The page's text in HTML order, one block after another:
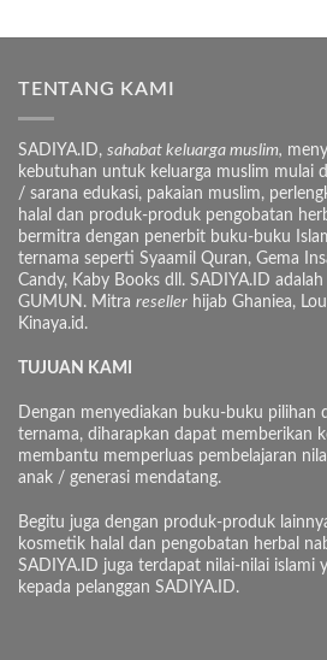
TENTANG KAMI
SADIYA.ID, sahabat keluarga muslim,
kebutuhan untuk keluarga muslim mulai
/ sarana edukasi, pakaian muslim,
halal dan produk-produk pengobatan
bermitra dengan penerbit buku-buku
ternama seperti Syaamil Quran, Gema
Candy, Kaby Books dll. SADIYA.ID
GUMUN. Mitra reseller hijab Ghaniea,
Kinaya.id.
TUJUAN KAMI
Dengan menyediakan buku-buku pilihan
ternama, diharapkan dapat memberikan
membantu memperluas pembelajaran
anak / generasi mendatang.
Begitu juga dengan produk-produk
kosmetik halal dan pengobatan herbal
SADIYA.ID juga terdapat nilai-nilai islami
kepada pelanggan SADIYA.ID.